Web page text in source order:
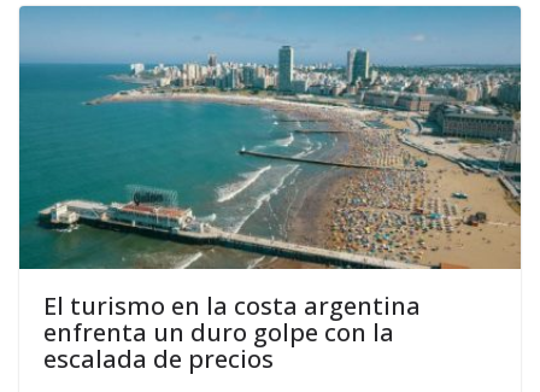
El turismo en la costa argentina
enfrenta un duro golpe con la
escalada de precios